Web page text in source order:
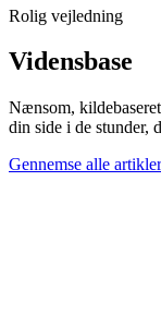
Rolig vejledning
Vidensbase
Nænsom,
din side i de stunder,
Gennemse alle artikler